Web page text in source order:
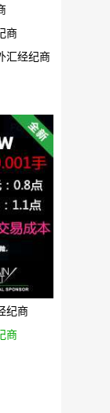
商
汇经纪商
纪商
商